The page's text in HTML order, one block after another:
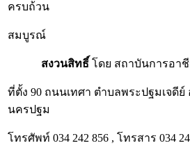
ครบถ้วน
สมบูรณ์
สงวนสิทธิ์ โดย สถาบันการอา
ที่ตั้ง 90 ถนนเทศา ตำบลพระปฐมเจดีย์
นครปฐม
โทรศัพท์ 034 242 856 , โทรสา